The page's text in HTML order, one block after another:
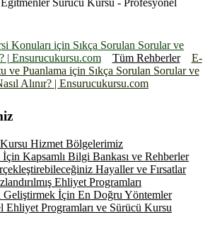
Konuları için Sıkça Sorulan Sorular ve
| Ensurucukursu.com
Tüm Rehberler
E-
ve Puanlama için Sıkça Sorulan Sorular ve
Alınır? | Ensurucukursu.com
Hizmet Bölgelerimiz
İçin Kapsamlı Bilgi Bankası ve Rehberler
Hayaller ve Fırsatlar
Ehliyet Programları
Geliştirmek İçin En Doğru Yöntemler
Programları ve Sürücü Kursu